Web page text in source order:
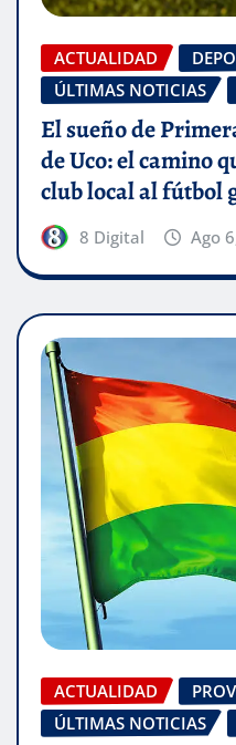
ACTUALIDAD
ÚLTIMAS NOTICIAS
El sueño de
de Uco: el camino
club local al fútbol
8 Digital Ago
ACTUALIDAD
ÚLTIMAS NOTICIAS